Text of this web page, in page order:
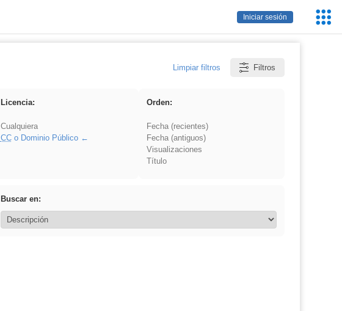
Iniciar sesión
Limpiar filtros Filtros
Licencia:
Cualquiera
CCo Dominio Público
Orden:
Fecha (recientes)
Fecha (antiguos)
Visualizaciones
Título
Buscar en: